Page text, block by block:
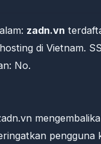
zadn.vn
di Vietnam.
No.
pengguna